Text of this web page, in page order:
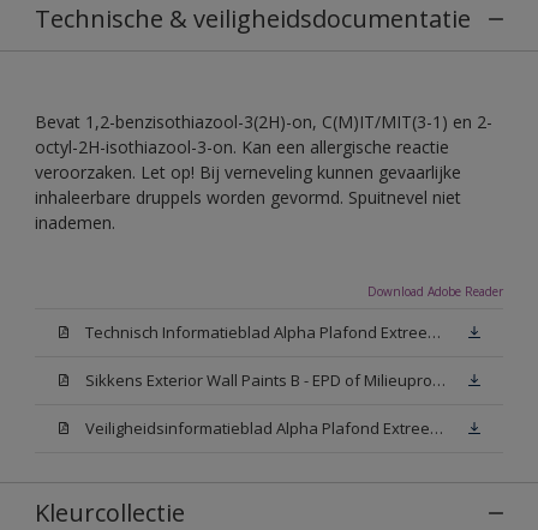
Technische & veiligheidsdocumentatie
Bevat 1,2-benzisothiazool-3(2H)-on, C(M)IT/MIT(3-1) en 2-
octyl-2H-isothiazool-3-on. Kan een allergische reactie
veroorzaken. Let op! Bij verneveling kunnen gevaarlijke
inhaleerbare druppels worden gevormd. Spuitnevel niet
inademen.
Download Adobe Reader
Technisch Informatieblad Alpha Plafond Extreem Mat (PDF)
Sikkens Exterior Wall Paints B - EPD of Milieuproductverklaring
Veiligheidsinformatieblad Alpha Plafond Extreem Mat White W05 (MSDS)
Kleurcollectie